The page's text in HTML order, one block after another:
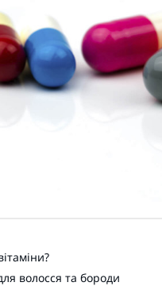
волосся та бороди